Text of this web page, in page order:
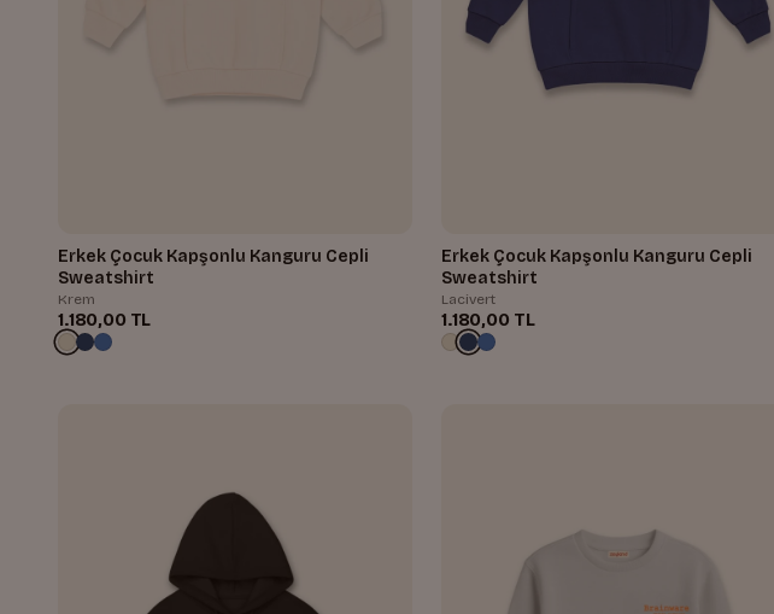
Erkek Çocuk Kapşonlu Kanguru Cepli
Sweatshirt
Krem
1.180,00 TL
Erkek Çocuk Kapşonlu Kanguru Cepli
Sweatshirt
Lacivert
1.180,00 TL